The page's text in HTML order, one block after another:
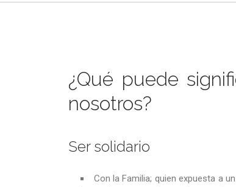
¿Qué puede
nosotros?
Ser solidario
Con la Familia; quien expuesta a